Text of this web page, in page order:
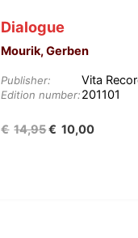
Dialogue
Mourik, Gerben
Publisher: Vita
Edition number:201101
€ 14,95Oorspronkelijke
€ 10,00Huidige